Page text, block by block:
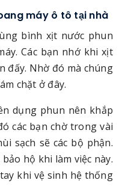
máy ô tô tại nhà
bình xịt nước phun
Các bạn nhớ khi xịt
đấy. Nhờ đó mà chúng
chặt ở đây.
dụng phun nên khắp
các bạn chờ trong vài
sạch sẽ các bộ phận.
hộ khi làm việc này.
khi vệ sinh hệ thống